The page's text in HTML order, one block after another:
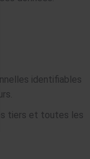
identifiables
tiers et toutes les